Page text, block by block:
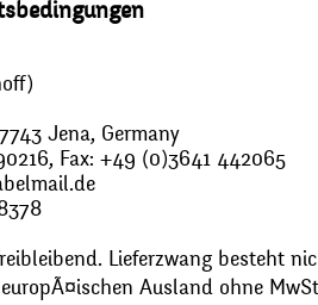
Jena, Germany
Fax: +49 (0)3641 442065
Lieferzwang besteht
Ausland ohne